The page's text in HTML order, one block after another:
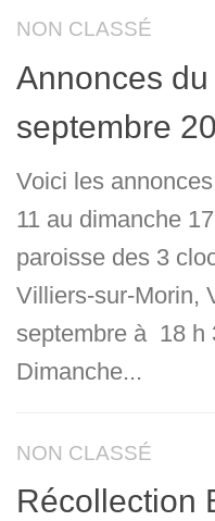
NON CLASSÉ
Annonces
septembre
Voici les
11 au dimanche
paroisse des 3
Villiers-sur-Morin,
septembre à 18 h
Dimanche...
NON CLASSÉ
Récollection